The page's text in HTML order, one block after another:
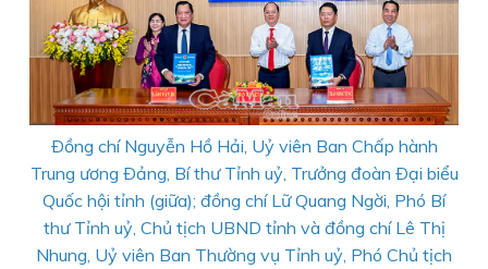
Ðồng chí Nguyễn Hồ Hải, Uỷ viên Ban Chấp hành
Trung ương Ðảng, Bí thư Tỉnh uỷ, Trưởng đoàn Ðại biểu
Quốc hội tỉnh (giữa); đồng chí Lữ Quang Ngời, Phó Bí
thư Tỉnh uỷ, Chủ tịch UBND tỉnh và đồng chí Lê Thị
Nhung, Uỷ viên Ban Thường vụ Tỉnh uỷ, Phó Chủ tịch